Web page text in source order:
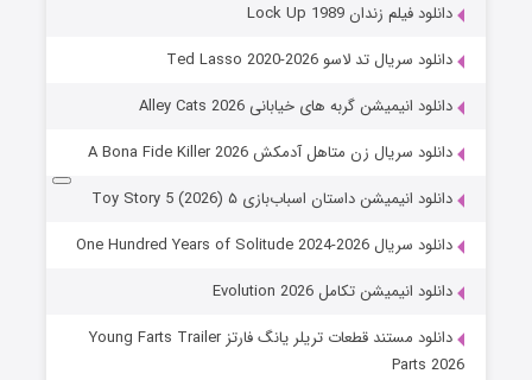
دانلود فیلم زندان Lock Up 1989
دانلود سریال تد لاسو Ted Lasso 2020-2026
دانلود انیمیشن گربه های خیابانی Alley Cats 2026
دانلود سریال زن متاهل آدمکش A Bona Fide Killer 2026
دانلود انیمیشن داستان اسباب‌بازی ۵ Toy Story 5 (2026)
دانلود سریال One Hundred Years of Solitude 2024-2026
دانلود انیمیشن تکامل Evolution 2026
دانلود مستند قطعات تریلر یانگ فارتز Young Farts Trailer
Parts 2026